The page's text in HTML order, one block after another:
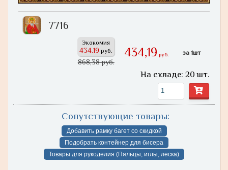
7716
Экономия
434.19 руб.
868,38 руб.
434,19 руб. за 1шт
На складе: 20 шт.
Сопутствующие товары:
Добавить рамку багет со скидкой
Подобрать контейнер для бисера
Товары для рукоделия (Пяльцы, иглы, леска)